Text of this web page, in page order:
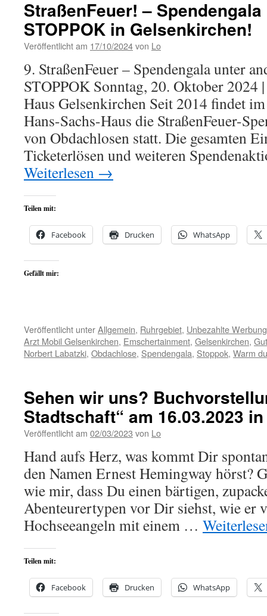
StraßenFeuer! –
STOPPOK in Gelsenkirchen!
Veröffentlicht am 17/10/2024von Lo
9. StraßenFeuer – Spendengala unter
STOPPOK Sonntag, 20. Oktober 2024
Haus Gelsenkirchen Seit 2014 findet
Hans-Sachs-Haus die StraßenFeuer-
von Obdachlosen statt. Die gesamten
Ticketerlösen und weiteren
Weiterlesen →
Teilen mit:
Facebook Drucken WhatsApp
Gefällt mir:
Veröffentlicht unterAllgemein, Ruhrgebiet, Unbezahlte Werbung
Arzt Mobil Gelsenkirchen, Emschertainment, Gelsenkirchen,
Norbert Labatzki, Obdachlose, Spendengala, Stoppok, Warm
Sehen wir uns?
Stadtschaft“ am 16.03.2023
Veröffentlicht am 02/03/2023 von Lo
Hand aufs Herz, was kommt Dir
den Namen Ernest Hemingway hörst?
wie mir, dass Du einen bärtigen,
Abenteurertypen vor Dir siehst, wie er
Hochseeangeln mit einem …
Teilen mit:
Facebook Drucken WhatsApp